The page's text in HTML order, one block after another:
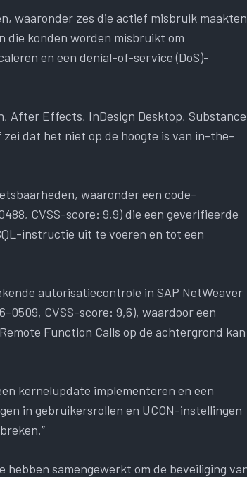
waaronder zes die actief misbruik maakten
die konden worden misbruikt om
en een denial-of-service (DoS)-
After Effects, InDesign Desktop, Substance
zei dat het niet op de hoogte is van in-the-
waaronder een code-
CVSS-score: 9,9) die een geverifieerde
instructie uit te voeren en tot een
autorisatiecontrole in SAP NetWeaver
0509, CVSS-score: 9,6), waardoor een
Function Calls op de achtergrond kan
kernelupdate implementeren en een
in gebruikersrollen en UCON-instellingen
hebben samengewerkt om de beveiliging